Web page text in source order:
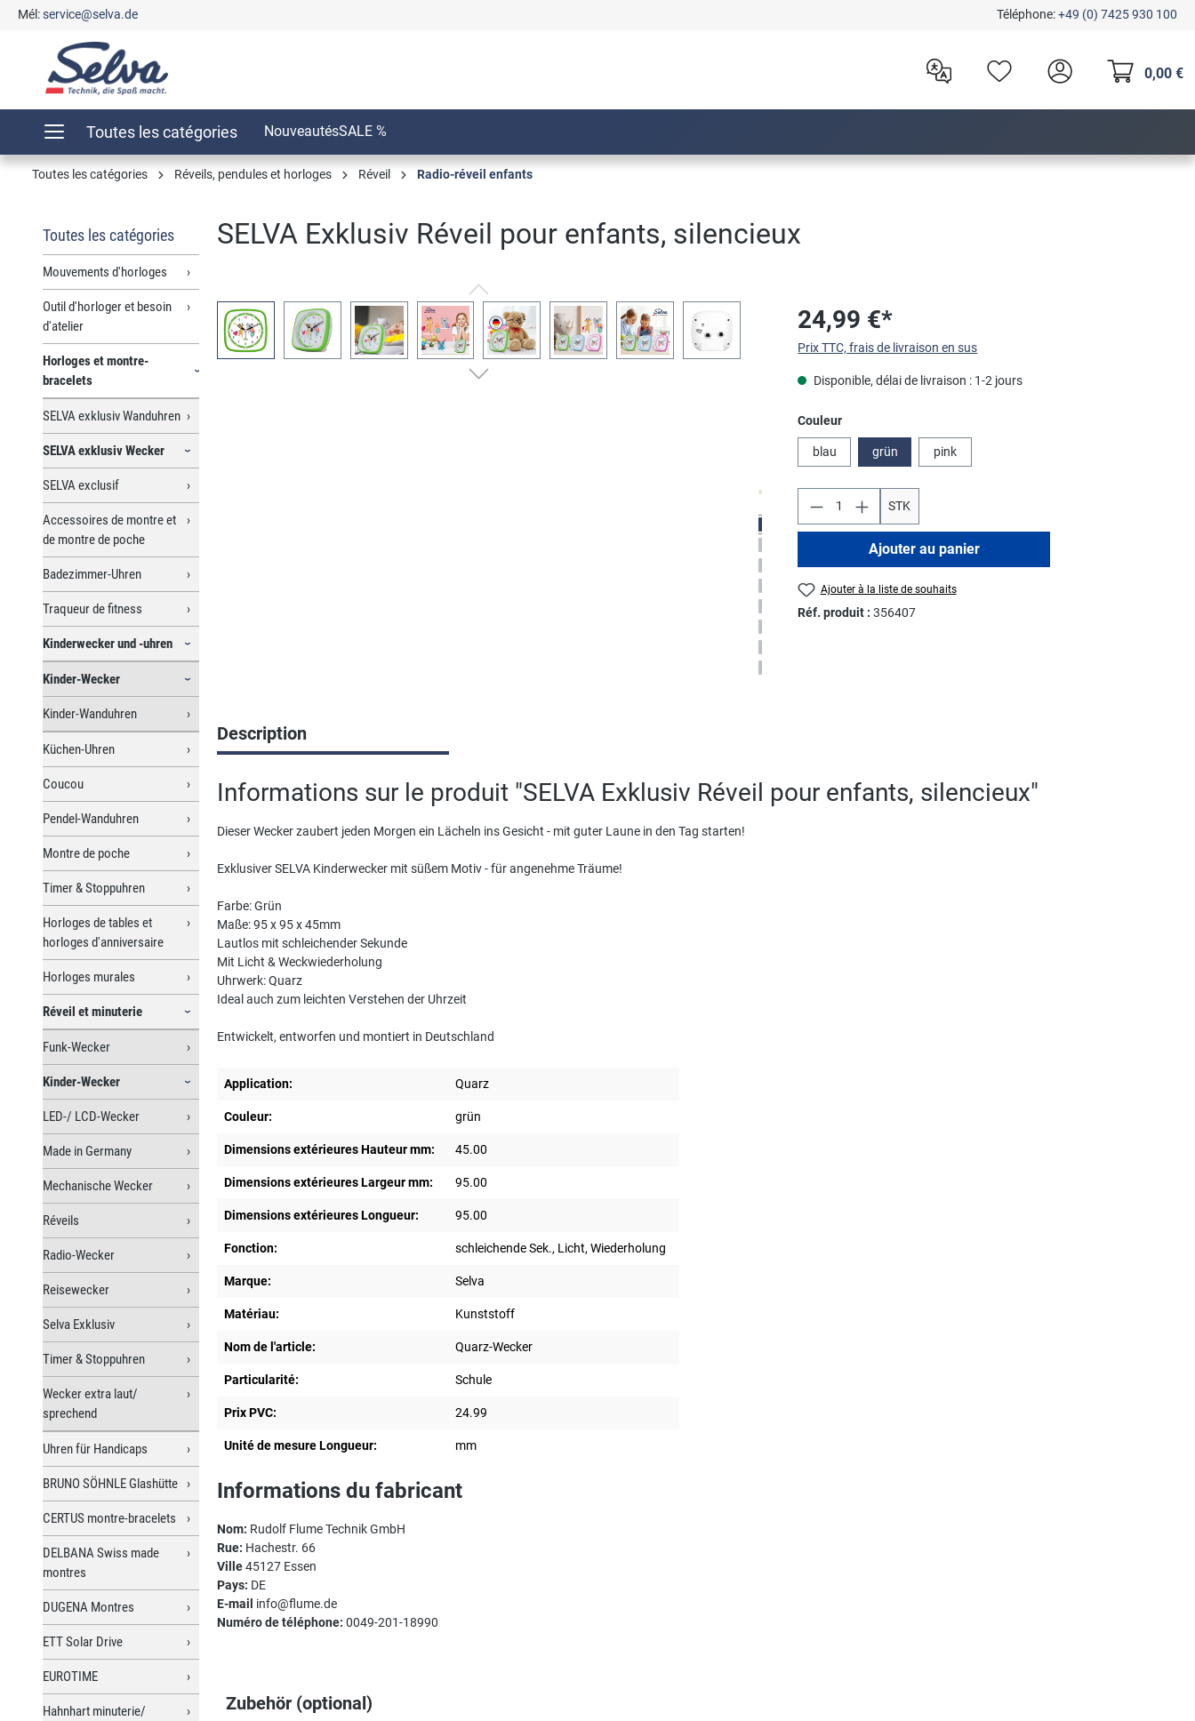
Passer à la navigation principale
Mél:service@selva.de Téléphone:+49 (0) 7425 930 100
0,00 €
Toutes les catégories NouveautésSALE %
Toutes les catégories Réveils, pendules et horloges Réveil Radio-réveil enfants
Toutes les catégories
Mouvements d'horloges
Outil d'horloger et besoin
d'atelier
Horloges et montre-
bracelets
SELVA exklusiv Wanduhren
SELVA exklusiv Wecker
SELVA exclusif
Accessoires de montre et
de montre de poche
Badezimmer-Uhren
Traqueur de fitness
Kinderwecker und -uhren
Kinder-Wecker
Kinder-Wanduhren
Küchen-Uhren
Coucou
Pendel-Wanduhren
Montre de poche
Timer & Stoppuhren
Horloges de tables et
horloges d'anniversaire
Horloges murales
Réveil et minuterie
Funk-Wecker
Kinder-Wecker
LED-/ LCD-Wecker
Made in Germany
Mechanische Wecker
Réveils
Radio-Wecker
Reisewecker
Selva Exklusiv
Timer & Stoppuhren
Wecker extra laut/
sprechend
Uhren für Handicaps
BRUNO SÖHNLE Glashütte
CERTUS montre-bracelets
DELBANA Swiss made
montres
DUGENA Montres
ETT Solar Drive
EUROTIME
Hahnhart minuterie/
SELVA Exklusiv Réveil pour enfants, silencieux
Ignorer la galerie d'images 24,99 €*
Prix TTC, frais de livraison en sus
Disponible, délai de livraison : 1-2 jours
Sélectionnez
Couleur
blau grün pink
STK
Ajouter au panier
Ajouter à la liste de souhaits
Réf. produit :356407
Description
Informations sur le produit "SELVA Exklusiv Réveil pour enfants, silencieux"
Dieser Wecker zaubert jeden Morgen ein Lächeln ins Gesicht - mit guter Laune in den Tag starten!
Exklusiver SELVA Kinderwecker mit süßem Motiv - für angenehme Träume!
Farbe: Grün
Maße: 95 x 95 x 45mm
Lautlos mit schleichender Sekunde
Mit Licht & Weckwiederholung
Uhrwerk: Quarz
Ideal auch zum leichten Verstehen der Uhrzeit
Entwickelt, entworfen und montiert in Deutschland
Application: Quarz
Couleur: grün
Dimensions extérieures Hauteur mm: 45.00
Dimensions extérieures Largeur mm: 95.00
Dimensions extérieures Longueur: 95.00
Fonction: schleichende Sek., Licht, Wiederholung
Marque: Selva
Matériau: Kunststoff
Nom de l'article: Quarz-Wecker
Particularité: Schule
Prix PVC: 24.99
Unité de mesure Longueur: mm
Informations du fabricant
Nom: Rudolf Flume Technik GmbH
Rue: Hachestr. 66
Ville45127 Essen
Pays: DE
E-mail info@flume.de
Numéro de téléphone: 0049-201-18990
Zubehör (optional)